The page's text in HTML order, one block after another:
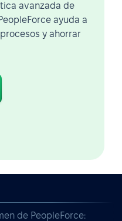
avanzada de
ayuda a
y ahorrar
de PeopleForce: